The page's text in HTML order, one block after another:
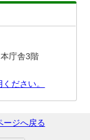
庁舎3階
ださい。
ージへ戻る